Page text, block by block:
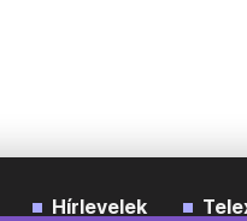
Hírlevelek